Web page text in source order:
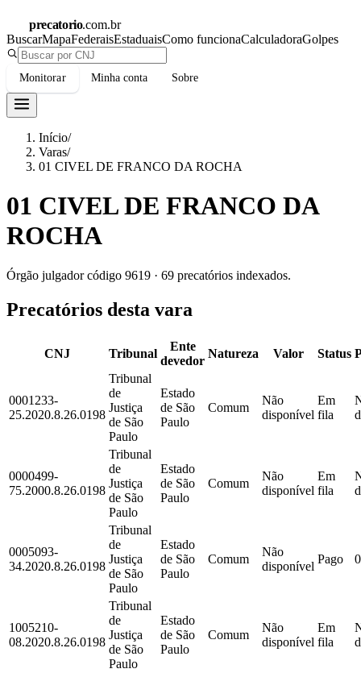
precatorio.com.br
BuscarMapaFederaisEstaduaisComo funcionaCalculadoraGolpes
Monitorar Minha conta Sobre
Início/
Varas/
01 CIVEL DE FRANCO DA ROCHA
01 CIVEL DE FRANCO DA
ROCHA
Órgão julgador código 9619 · 69 precatórios indexados.
Precatórios desta vara
CNJ Tribunal
Ente
devedor
Natureza Valor Status
0001233-
25.2020.8.26.0198
Tribunal
de
Justiça
de São
Paulo
Estado
de São
Paulo
Comum
Não
disponível
Em
fila
0000499-
75.2000.8.26.0198
Tribunal
de
Justiça
de São
Paulo
Estado
de São
Paulo
Comum
Não
disponível
Em
fila
0005093-
34.2020.8.26.0198
Tribunal
de
Justiça
de São
Paulo
Estado
de São
Paulo
Comum
Não
disponível
Pago
1005210-
08.2020.8.26.0198
Tribunal
de
Justiça
de São
Paulo
Estado
de São
Paulo
Comum
Não
disponível
Em
fila